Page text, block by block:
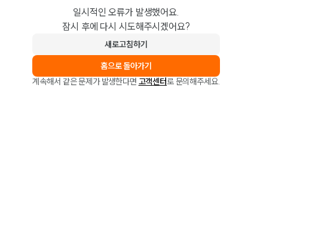
일시적인 오류가 발생했어요.
잠시 후에 다시 시도해주시겠어요?
새로고침하기
홈으로 돌아가기
계속해서 같은 문제가 발생한다면 고객센터로 문의해주세요.